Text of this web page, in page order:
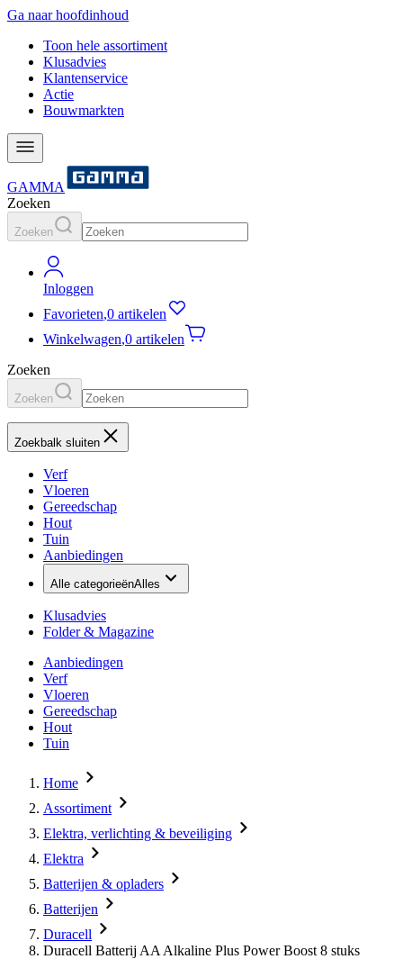
Ga naar hoofdinhoud
Toon hele assortiment
Klusadvies
Klantenservice
Actie
Bouwmarkten
GAMMA
Zoeken
Zoeken
Inloggen
Favorieten,0 artikelen
Winkelwagen,0 artikelen
Zoeken
Zoeken
Zoekbalk sluiten
Verf
Vloeren
Gereedschap
Hout
Tuin
Aanbiedingen
Alle categorieënAlles
Klusadvies
Folder & Magazine
Aanbiedingen
Verf
Vloeren
Gereedschap
Hout
Tuin
Home
Assortiment
Elektra, verlichting & beveiliging
Elektra
Batterijen & opladers
Batterijen
Duracell
Duracell Batterij AA Alkaline Plus Power Boost 8 stuks